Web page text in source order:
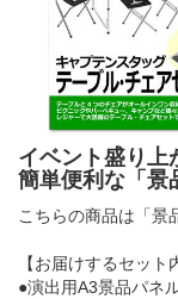
イベント盛り上
簡単便利な「景
こちらの商品は「景
【お届けするセット
●演出用A3景品パネ